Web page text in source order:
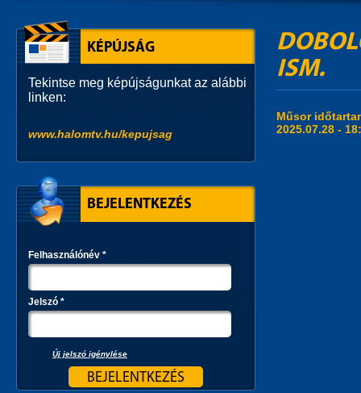
ISM.
Műsor
2025.07.28 -
KÉPÚJSÁG
Tekintse meg képújságunkat az alábbi
linken:
www.halomtv.hu/kepujsag
BEJELENTKEZÉS
Felhasználónév *
Jelszó *
Új jelszó igénylése